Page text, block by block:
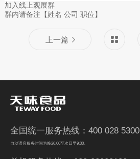
加入线上观展群
群内请备注【姓名 公司 职位】
上一篇
全国统一服务热线：400 028 5300
自动语音服务时间为晚20:00至次日早9:00。